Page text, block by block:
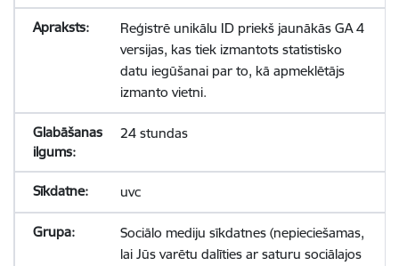
Reģistrē unikālu ID priekš jaunākās GA 4
versijas, kas tiek izmantots statistisko
datu iegūšanai par to, kā apmeklētājs
izmanto vietni.
24 stundas
uvc
Sociālo mediju sīkdatnes (nepieciešamas,
lai Jūs varētu dalīties ar saturu sociālajos